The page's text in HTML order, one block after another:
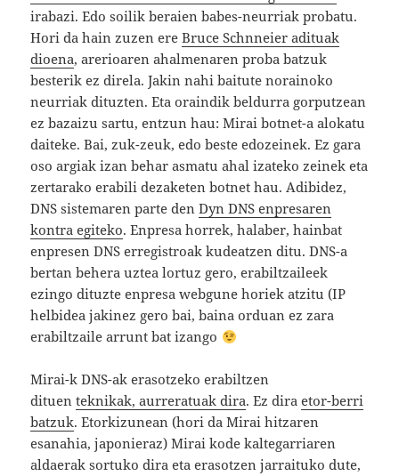
irabazi. Edo soilik beraien babes-neurriak probatu.
Hori da hain zuzen ereBruce Schnneier adituak
dioena, arerioaren ahalmenaren proba batzuk
besterik ez direla. Jakin nahi baitute norainoko
neurriak dituzten. Eta oraindik beldurra gorputzean
ez bazaizu sartu, entzun hau: Mirai botnet-a alokatu
daiteke. Bai, zuk-zeuk, edo beste edozeinek. Ez gara
oso argiak izan behar asmatu ahal izateko zeinek eta
zertarako erabili dezaketen botnet hau. Adibidez,
DNS sistemaren parte denDyn DNS enpresaren
kontra egiteko. Enpresa horrek, halaber, hainbat
enpresen DNS erregistroak kudeatzen ditu. DNS-a
bertan behera uztea lortuz gero, erabiltzaileek
ezingo dituzte enpresa webgune horiek atzitu (IP
helbidea jakinez gero bai, baina orduan ez zara
erabiltzaile arrunt bat izango
Mirai-k DNS-ak erasotzeko erabiltzen
dituenteknikak, aurreratuak dira. Ez diraetor-berri
batzuk. Etorkizunean (hori da Mirai hitzaren
esanahia, japonieraz) Mirai kode kaltegarriaren
aldaerak sortuko dira eta erasotzen jarraituko dute,